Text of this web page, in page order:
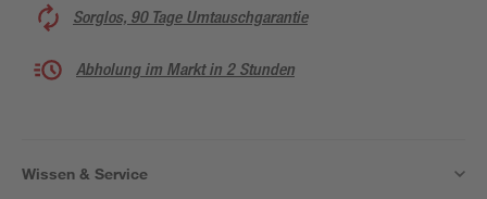
Sorglos, 90 Tage Umtauschgarantie
Abholung im Markt in 2 Stunden
Wissen & Service